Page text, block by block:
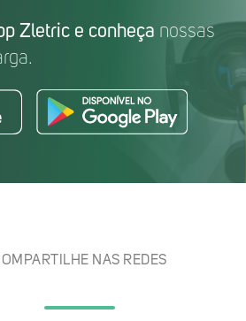
Zletric e conheça nossas
NAS REDES